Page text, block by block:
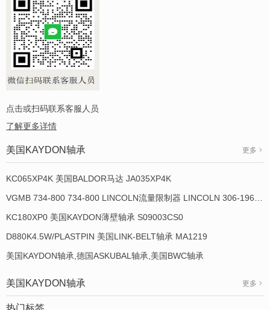
点击或扫码联系客服人员
了解更多详情
美国KAYDON轴承 更多
KC065XP4K 美国BALDOR马达 JA035XP4K
KC180XP0 美国KAYDON薄壁轴承 S09003CS0
D880K4.5W/PLASTPIN 美国LINK-BELT轴承 MA1219
美国KAYDON轴承,德国ASKUBAL轴承,美国BWC轴承
美国KAYDON轴承 更多
热门标签